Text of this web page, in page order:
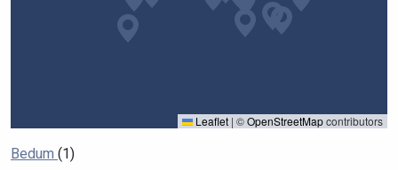
Leaflet | ©OpenStreetMapcontributors
Bedum (1)